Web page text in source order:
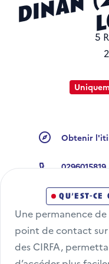
5
ObtenirObtenir
0296015819
qu’est-ce
Une permanence
point de contact sur
des CIRFA,